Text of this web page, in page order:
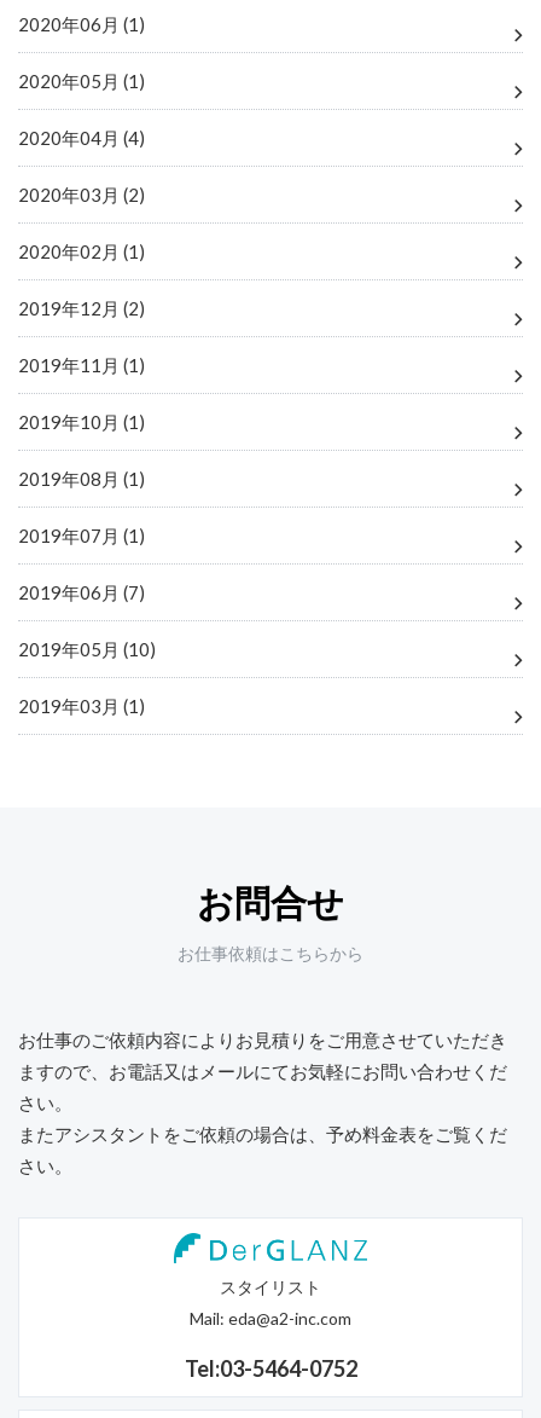
2020年06月 (1)
2020年05月 (1)
2020年04月 (4)
2020年03月 (2)
2020年02月 (1)
2019年12月 (2)
2019年11月 (1)
2019年10月 (1)
2019年08月 (1)
2019年07月 (1)
2019年06月 (7)
2019年05月 (10)
2019年03月 (1)
お問合せ
お仕事依頼はこちらから
お仕事のご依頼内容によりお見積りをご用意させていただき
ますので、 お電話又はメールにてお気軽にお問い合わせくだ
さい。
またアシスタントをご依頼の場合は、予め料金表をご覧くだ
さい。
スタイリスト
Mail: eda@a2-inc.com
Tel:03-5464-0752